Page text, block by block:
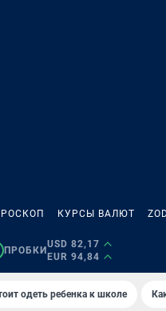
КУРСЫ ВАЛЮТ
ПРОБКИ
USD 82,17
EUR 94,84
одеть ребенка к школе